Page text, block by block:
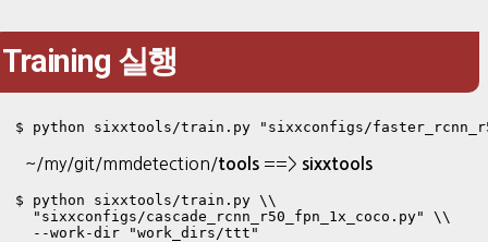
Training 실행
$ python sixxtools/train.py "sixxconfigs/
~/my/git/mmdetection/tools ==> sixxtools
$ python sixxtools/train.py \\
  "sixxconfigs/cascade_rcnn_r50_fpn_1x_coco.py" \\
  --work-dir "work_dirs/ttt"